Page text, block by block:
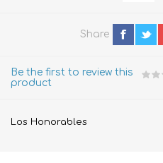
Share
Be the first to review this
product
Los Honorables